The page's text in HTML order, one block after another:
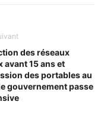
des réseaux
avant 15 ans et
des portables au
gouvernement passe